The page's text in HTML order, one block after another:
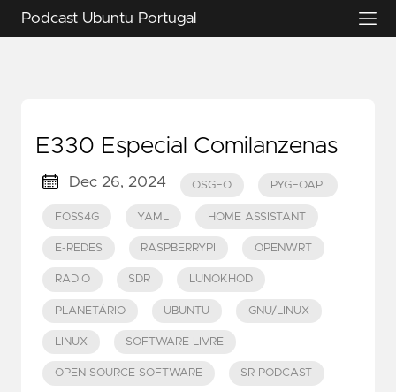
Podcast Ubuntu Portugal
E330 Especial Comilanzenas
Dec 26, 2024 OSGEO PYGEOAPI
FOSS4G YAML HOME ASSISTANT
E-REDES RASPBERRYPI OPENWRT
RADIO SDR LUNOKHOD
PLANETÁRIO UBUNTU GNU/LINUX
LINUX SOFTWARE LIVRE
OPEN SOURCE SOFTWARE SR PODCAST